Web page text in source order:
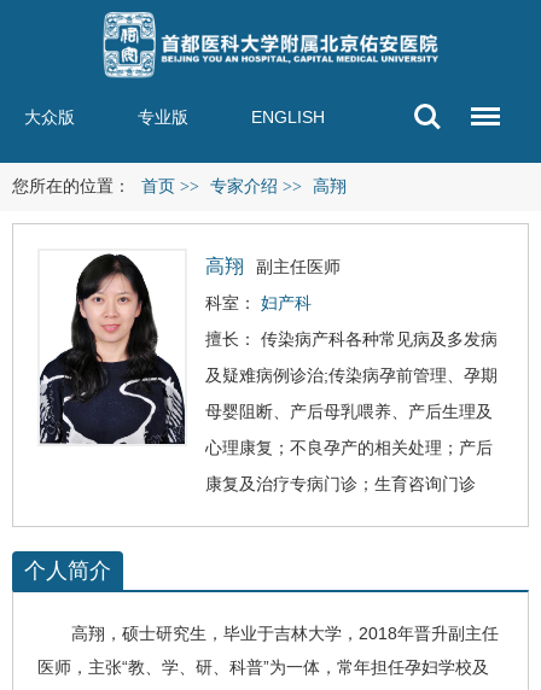
大众版 专业版 ENGLISH
您所在的位置： 首页 >> 专家介绍 >> 高翔
高翔
副主任医师
科室： 妇产科
擅长： 传染病产科各种常见病及多发病
及疑难病例诊治;传染病孕前管理、孕期
母婴阻断、产后母乳喂养、产后生理及
心理康复；不良孕产的相关处理；产后
康复及治疗专病门诊；生育咨询门诊
个人简介
高翔 ，硕士研究生，毕业于吉林大学，2018年晋升副主任
医师，主张“教、学、研、科普”为一体，常年担任孕妇学校及